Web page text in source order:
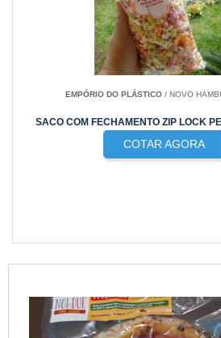
EMPÓRIO DO PLÁSTICO / NOVO
SACO COM FECHAMENTO ZIP LOCK
COTAR AGORA